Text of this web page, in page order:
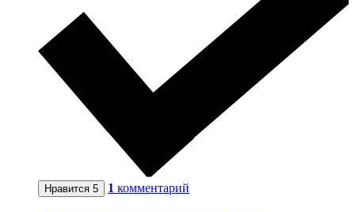
Нравится 5 1 комментарий